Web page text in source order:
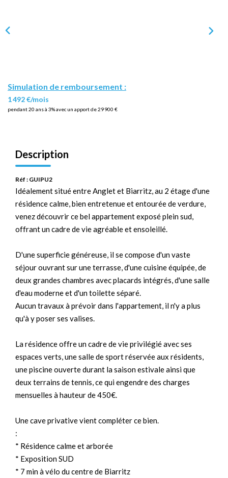
Simulation de remboursement :
1 492 €/mois
pendant 20 ans à 3% avec un apport de 29 900 €
Description
Réf : GUIPU2
Idéalement situé entre Anglet et Biarritz, au 2 étage d'une
résidence calme, bien entretenue et entourée de verdure,
venez découvrir ce bel appartement exposé plein sud,
offrant un cadre de vie agréable et ensoleillé.
D'une superficie généreuse, il se compose d'un vaste
séjour ouvrant sur une terrasse, d'une cuisine équipée, de
deux grandes chambres avec placards intégrés, d'une salle
d'eau moderne et d'un toilette séparé.
Aucun travaux à prévoir dans l'appartement, il n'y a plus
qu'à y poser ses valises.
La résidence offre un cadre de vie privilégié avec ses
espaces verts, une salle de sport réservée aux résidents,
une piscine ouverte durant la saison estivale ainsi que
deux terrains de tennis, ce qui engendre des charges
mensuelles à hauteur de 450€.
Une cave privative vient compléter ce bien.
:
* Résidence calme et arborée
* Exposition SUD
* 7 min à vélo du centre de Biarritz